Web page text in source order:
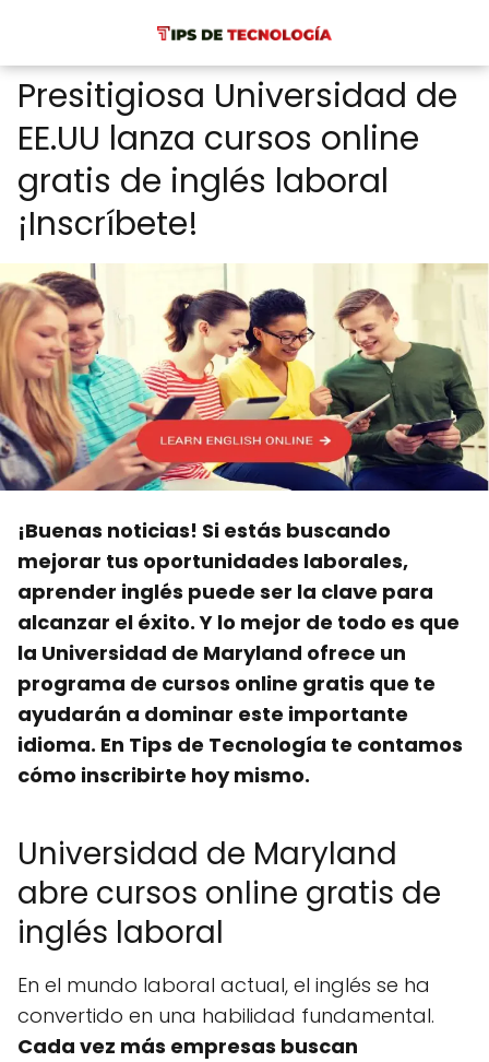
Presitigiosa Universidad de
EE.UU lanza cursos online
gratis de inglés laboral
¡Inscríbete!
¡Buenas noticias! Si estás buscando
mejorar tus oportunidades laborales,
aprender inglés puede ser la clave para
alcanzar el éxito. Y lo mejor de todo es que
la Universidad de Maryland ofrece un
programa de cursos online gratis que te
ayudarán a dominar este importante
idioma. En Tips de Tecnología te contamos
cómo inscribirte hoy mismo.
Universidad de Maryland
abre cursos online gratis de
inglés laboral
En el mundo laboral actual, el inglés se ha
convertido en una habilidad fundamental.
Cada vez más empresas buscan